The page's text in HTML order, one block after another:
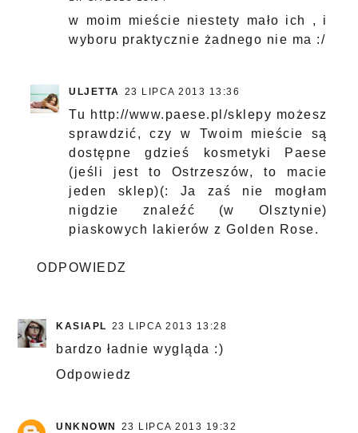
w moim mieście niestety mało ich , i
wyboru praktycznie żadnego nie ma :/
ULJETTA 23 LIPCA 2013 13:36
Tu http://www.paese.pl/sklepy możesz
sprawdzić, czy w Twoim mieście są
dostępne gdzieś kosmetyki Paese
(jeśli jest to Ostrzeszów, to macie
jeden sklep)(: Ja zaś nie mogłam
nigdzie znaleźć (w Olsztynie)
piaskowych lakierów z Golden Rose.
ODPOWIEDZ
KASIAPL 23 LIPCA 2013 13:28
bardzo ładnie wygląda :)
Odpowiedz
UNKNOWN 23 LIPCA 2013 19:32